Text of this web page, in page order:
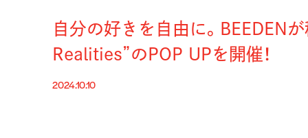
自分の好きを自由に。BEEDEN
Realities”のPOP UPを開催！
2024.10.10